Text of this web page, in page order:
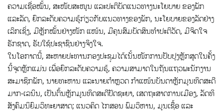
ຄວາມເຊື່ອໝັ້ນ, ສະໜັບສະໜູນ ແລະປະຕິບັດແນວທາງນະໂຍບາຍ ຂອງພັກ
ແລະລັດ, ຍົກລະດັບຄວາມຮູ້ກ່ຽວກັບແນວທາງຂອງພັກ, ນະໂຍບາຍຂອງລັດຢ່າງ
ເລິກເຊິ່ງ, ມີຫຼັກໝັ້ນຢ່າງໜັກ ແໜ້ນ, ມີຄຸນສົມບັດສິນທໍາປະຕິວັດ, ມີຈິດໃຈ
ຮັກຊາດ, ຮັບໃຊ້ປະຊາຊົນຢ່າງຈິງໃຈ.
ໃນໂອກາດນີ້, ສະຫາຍປະທານກອງປະຊຸມໄດ້ເນັ້ນໜັກການປັບປຸງຫຼັກສູດໃນຄັ້ງ
ນີ້ຈຸດຫຼັກແມ່ນ ເພື່ອຍົກລະດັບຄວາມຮູ້, ຄວາມສາມາດໃນຖັນແຖວພະນັກງານ
ສະມາຊິກພັກ, ນາຍທະຫານ ແລະນາຍຕໍາຫຼວດ ກຳແໜ້ນບັນດາຫຼັກມູນທິດສະດີ
ມາກ-ເລນິນ, ເປັນຕົ້ນຫຼັກມູນທິດສະດີປັດຊະຍາ, ເສດຖະສາດການເມືອງ, ລັດທິ
ສັງຄົມນິຍົມວິທະຍາສາດ; ແນວຄິດ ໄກສອນ ພົມວິຫານ, ມູນເຊື້ອ ແລະ